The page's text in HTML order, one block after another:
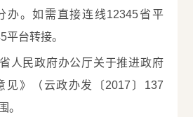
办。如需直接连线12345省平
平台转接。
人民政府办公厅关于推进政府
见》（云政办发〔2017〕137
。